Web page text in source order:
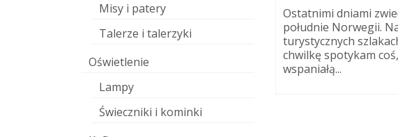
Jeśli zaglądaliście ostatnio pod
zakładkę “kim jesteśmy”, to już
wiecie: Wylepianki mają Nowego
Człowieka na...
Ostatnimi dniami
południe Norwegii.
turystycznych
chwilkę spotykam
wspaniałą...
Misy i patery
Talerze i talerzyki
Oświetlenie
Lampy
Świeczniki i kominki